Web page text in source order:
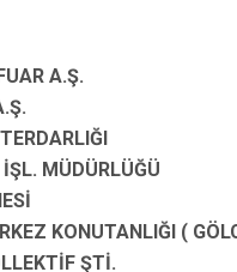
A.Ş.
MÜDÜRLÜĞÜ
KONUTANLIĞI (
ŞTİ.